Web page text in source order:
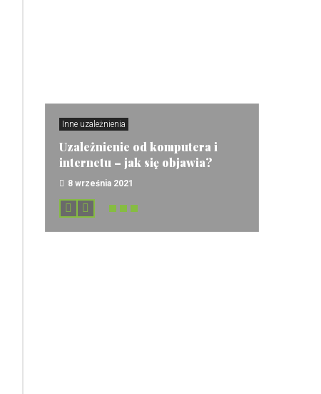
Inne uzależnienia
Uzależnienie od komputera i
internetu – jak się objawia?
8 września 2021